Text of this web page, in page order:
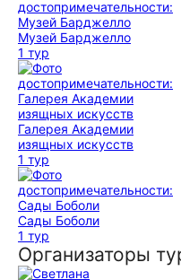
Музей Барджелло
1 тур
Галерея Академии
изящных искусств
1 тур
Сады Боболи
1 тур
Организаторы